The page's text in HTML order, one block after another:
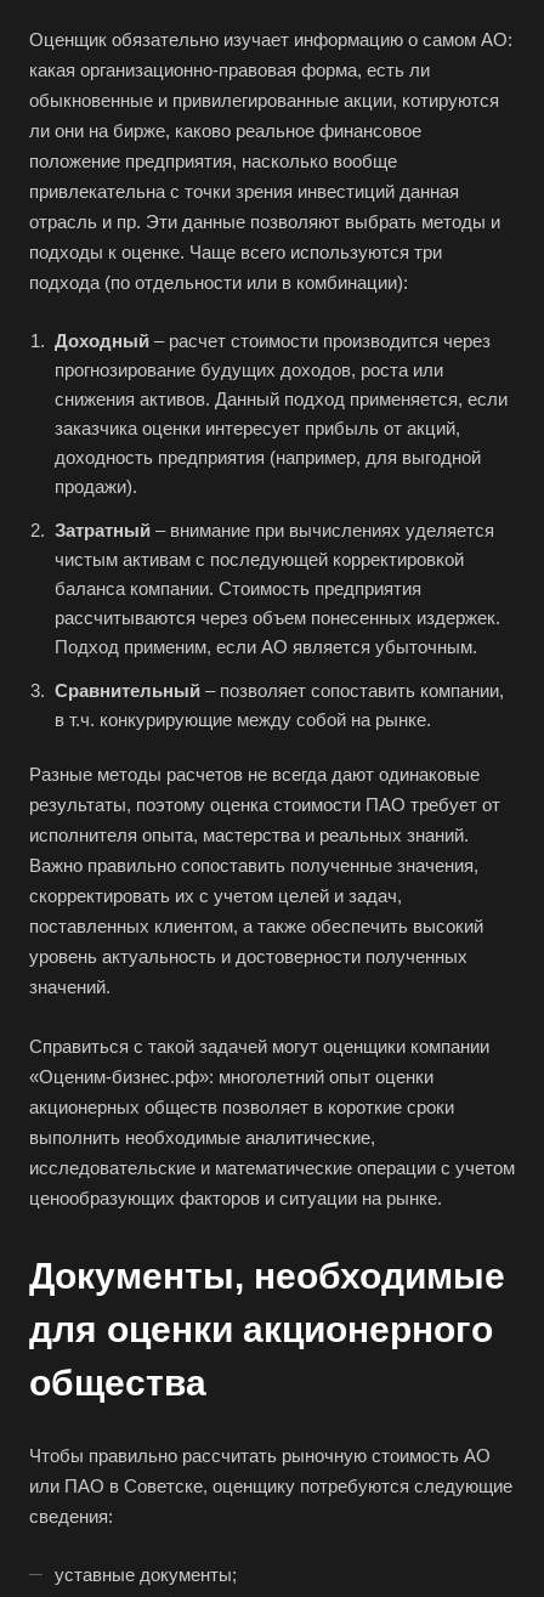
Оценщик обязательно изучает информацию о самом АО:
какая организационно-правовая форма, есть ли
обыкновенные и привилегированные акции, котируются
ли они на бирже, каково реальное финансовое
положение предприятия, насколько вообще
привлекательна с точки зрения инвестиций данная
отрасль и пр. Эти данные позволяют выбрать методы и
подходы к оценке. Чаще всего используются три
подхода (по отдельности или в комбинации):
Доходный – расчет стоимости производится через
прогнозирование будущих доходов, роста или
снижения активов. Данный подход применяется, если
заказчика оценки интересует прибыль от акций,
доходность предприятия (например, для выгодной
продажи).
Затратный – внимание при вычислениях уделяется
чистым активам с последующей корректировкой
баланса компании. Стоимость предприятия
рассчитываются через объем понесенных издержек.
Подход применим, если АО является убыточным.
Сравнительный – позволяет сопоставить компании,
в т.ч. конкурирующие между собой на рынке.
Разные методы расчетов не всегда дают одинаковые
результаты, поэтому оценка стоимости ПАО требует от
исполнителя опыта, мастерства и реальных знаний.
Важно правильно сопоставить полученные значения,
скорректировать их с учетом целей и задач,
поставленных клиентом, а также обеспечить высокий
уровень актуальность и достоверности полученных
значений.
Справиться с такой задачей могут оценщики компании
«Оценим-бизнес.рф»: многолетний опыт оценки
акционерных обществ позволяет в короткие сроки
выполнить необходимые аналитические,
исследовательские и математические операции с учетом
ценообразующих факторов и ситуации на рынке.
Документы, необходимые
для оценки акционерного
общества
Чтобы правильно рассчитать рыночную стоимость АО
или ПАО в Советске, оценщику потребуются следующие
сведения:
уставные документы;
Выберите ваш город
Например:Советск
Абакан
Абдулино
Азов
Аксай
Альметьевск
Анапа
Ангарск
Анжеро-Судженск
Апатиты
Арамиль
Асбест
Асино
Астрахань
Ачинск
Балабаново
Балаково
Балашиха
Барабинск
Барнаул
Батайск
Бахчисарай
Белгород
Белебей
Белово
Белогорск